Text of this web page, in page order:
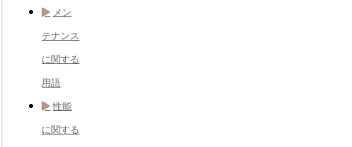
メン
テナンス
に関する
用語
性能
に関する